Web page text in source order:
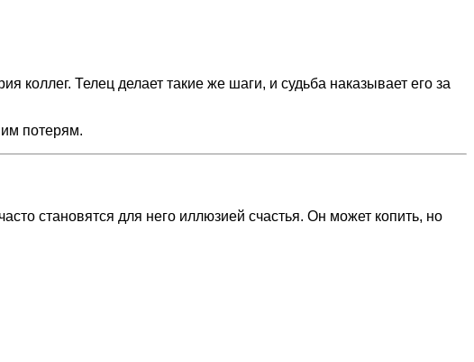
Телец делает такие же шаги, и судьба наказывает его за
потерям.
становятся для него иллюзией счастья. Он может копить, но